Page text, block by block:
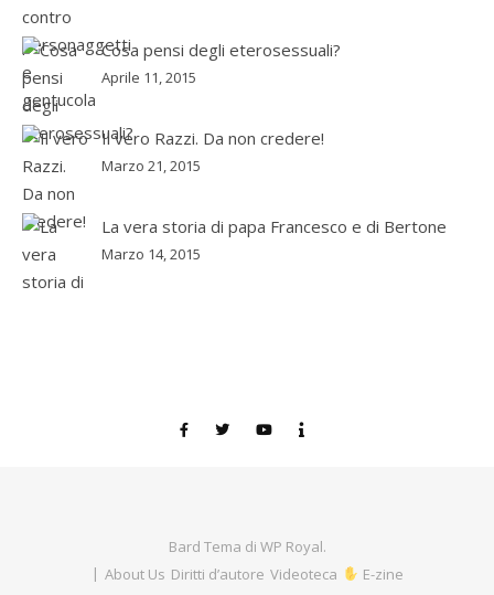
Cosa pensi degli eterosessuali?
Aprile 11, 2015
Il vero Razzi. Da non credere!
Marzo 21, 2015
La vera storia di papa Francesco e di Bertone
Marzo 14, 2015
Bard Tema di WP Royal.
About Us Diritti d’autore Videoteca E-zine